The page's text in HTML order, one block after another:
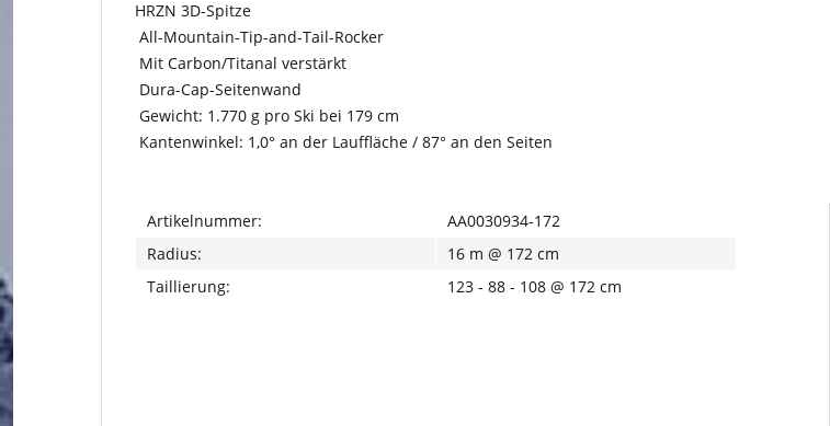
HRZN 3D-Spitze
All-Mountain-Tip-and-Tail-Rocker
Mit Carbon/Titanal verstärkt
Dura-Cap-Seitenwand
Gewicht: 1.770 g pro Ski bei 179 cm
Kantenwinkel: 1,0° an der Lauffläche / 87° an den Seiten
Artikelnummer:
AA0030934-172
Radius:
16 m @ 172 cm
Taillierung:
123 - 88 - 108 @ 172 cm